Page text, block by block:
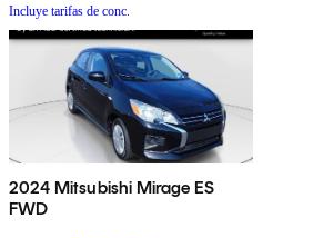
Incluye tarifas de conc.
2024 Mitsubishi Mirage ES
FWD